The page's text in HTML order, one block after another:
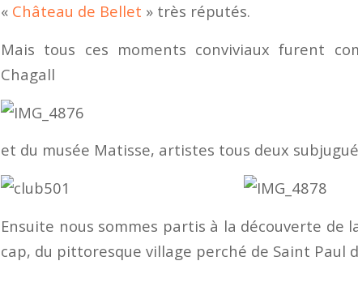
« Château de Bellet » très réputés.
Mais tous ces moments conviviaux furent
Chagall
et du musée Matisse, artistes tous deux
Ensuite nous sommes partis à la découverte de
cap, du pittoresque village perché de Saint Paul